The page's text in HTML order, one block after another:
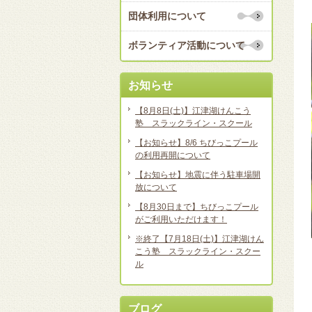
団体利用について
ボランティア活動について
お知らせ
【8月8日(土)】江津湖けんこう
塾 スラックライン・スクール
【お知らせ】8/6 ちびっこプール
の利用再開について
【お知らせ】地震に伴う駐車場開
放について
【8月30日まで】ちびっこプール
がご利用いただけます！
※終了【7月18日(土)】江津湖けん
こう塾 スラックライン・スクー
ル
ブログ